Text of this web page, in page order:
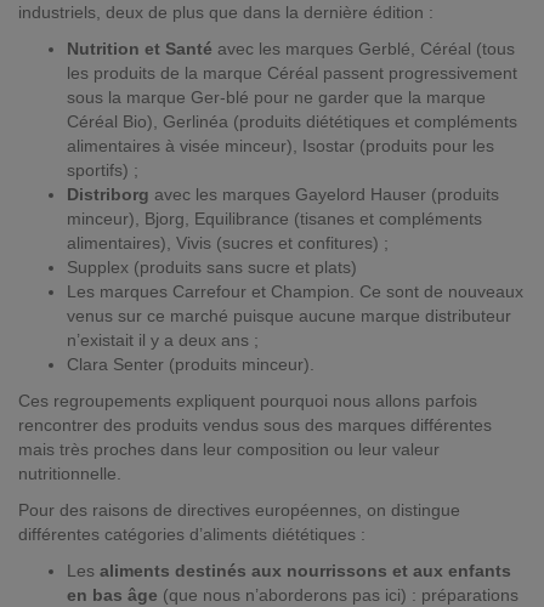
industriels, deux de plus que dans la dernière édition :
Nutrition et Santé avec les marques Gerblé, Céréal (tous
les produits de la marque Céréal passent progressivement
sous la marque Ger-blé pour ne garder que la marque
Céréal Bio), Gerlinéa (produits diététiques et compléments
alimentaires à visée minceur), Isostar (produits pour les
sportifs) ;
Distriborg avec les marques Gayelord Hauser (produits
minceur), Bjorg, Equilibrance (tisanes et compléments
alimentaires), Vivis (sucres et confitures) ;
Supplex (produits sans sucre et plats)
Les marques Carrefour et Champion. Ce sont de nouveaux
venus sur ce marché puisque aucune marque distributeur
n’existait il y a deux ans ;
Clara Senter (produits minceur).
Ces regroupements expliquent pourquoi nous allons parfois
rencontrer des produits vendus sous des marques différentes
mais très proches dans leur composition ou leur valeur
nutritionnelle.
Pour des raisons de directives européennes, on distingue
différentes catégories d’aliments diététiques :
Les aliments destinés aux nourrissons et aux enfants
en bas âge (que nous n’aborderons pas ici) : préparations